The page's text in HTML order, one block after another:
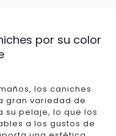
por su color
los caniches
gran variedad de
su pelaje, lo que los
a los gustos de